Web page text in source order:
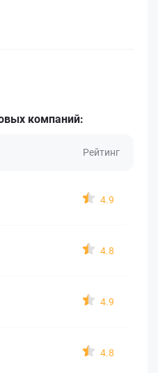
компаний:
Рейтинг
4.9
4.8
4.9
4.8